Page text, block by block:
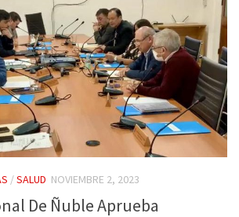
/SALUD NOVIEMBRE 2, 2023
De Ñuble Aprueba